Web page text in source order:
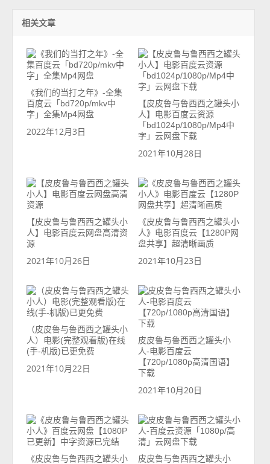
相关文章
《我们的当打之年》-全集
百度云「bd720p/mkv中
字」全集Mp4网盘
2022年12月3日
【皮皮鲁与鲁西西之罐头小
人】电影百度云资源
「bd1024p/1080p/Mp4中
字」云网盘下载
2021年10月28日
【皮皮鲁与鲁西西之罐头小
人】电影百度云网盘高清资
源
2021年10月26日
《皮皮鲁与鲁西西之罐头小
人》电影百度云【1280P网
盘共享】超清晰画质
2021年10月23日
（皮皮鲁与鲁西西之罐头小
人）电影(完整观看版)在线
(手-机版)已更免费
2021年10月22日
皮皮鲁与鲁西西之罐头小
人-电影百度云
【720p/1080p高清国语】
下载
2021年10月20日
《皮皮鲁与鲁西西之罐头小
皮皮鲁与鲁西西之罐头小